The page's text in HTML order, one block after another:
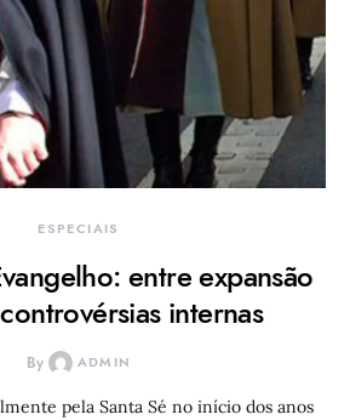
ESPECIAIS
entre expansão
internas
By ADMIN
pela Santa Sé no início dos anos